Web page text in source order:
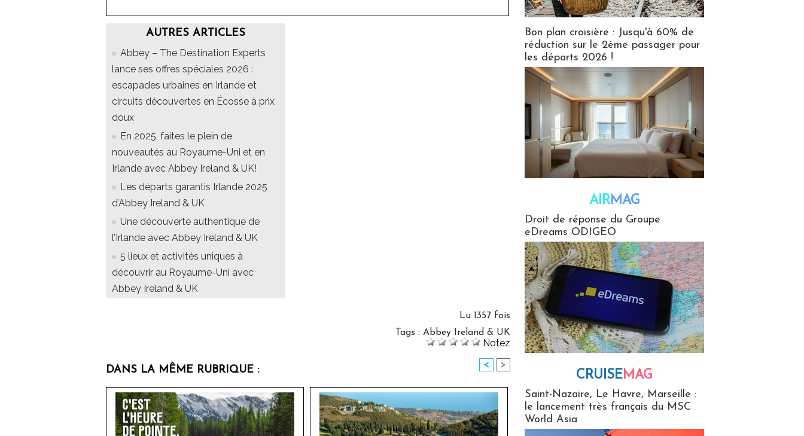
AUTRES ARTICLES
Abbey – The Destination Experts
lance ses offres spéciales 2026 :
escapades urbaines en Irlande et
circuits découvertes en Écosse à prix
doux
En 2025, faites le plein de
nouveautés au Royaume-Uni et en
Irlande avec Abbey Ireland & UK!
Les départs garantis Irlande 2025
d’Abbey Ireland & UK
Une découverte authentique de
l’Irlande avec Abbey Ireland & UK
5 lieux et activités uniques à
découvrir au Royaume-Uni avec
Abbey Ireland & UK
Lu 1357 fois
Tags : Abbey Ireland & UK
Notez
DANS LA MÊME RUBRIQUE : < >
Bon plan croisière : Jusqu'à 60% de
réduction sur le 2ème passager pour
les départs 2026 !
AIRMAG
Droit de réponse du Groupe
eDreams ODIGEO
CRUISEMAG
Saint-Nazaire, Le Havre, Marseille :
le lancement très français du MSC
World Asia